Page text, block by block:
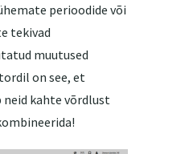
perioodide või
tekivad
muutused
on see, et
neid kahte võrdlust